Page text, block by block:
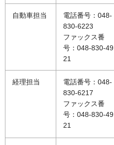
自動車担当
電話番号：048-
830-6223
ファックス番
号：048-830-49
21
経理担当
電話番号：048-
830-6217
ファックス番
号：048-830-49
21